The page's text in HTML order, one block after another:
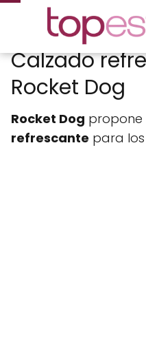
Calzado
Rocket Dog
Rocket Dog propone
refrescante para